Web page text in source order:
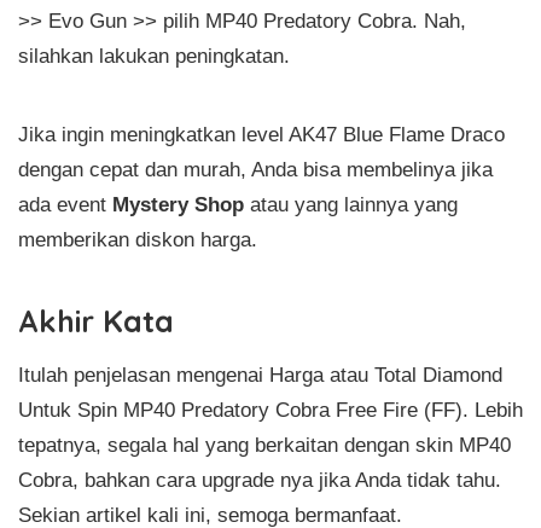
>> Evo Gun >> pilih MP40 Predatory Cobra. Nah,
silahkan lakukan peningkatan.
Jika ingin meningkatkan level AK47 Blue Flame Draco
dengan cepat dan murah, Anda bisa membelinya jika
ada event Mystery Shop atau yang lainnya yang
memberikan diskon harga.
Akhir Kata
Itulah penjelasan mengenai Harga atau Total Diamond
Untuk Spin MP40 Predatory Cobra Free Fire (FF). Lebih
tepatnya, segala hal yang berkaitan dengan skin MP40
Cobra, bahkan cara upgrade nya jika Anda tidak tahu.
Sekian artikel kali ini, semoga bermanfaat.